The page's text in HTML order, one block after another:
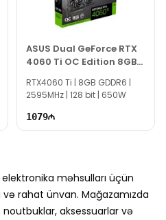
ASUS Dual GeForce RTX
4060 Ti OC Edition 8GB
RTX4060 Ti | 8GB GDDR6 |
2595MHz | 128 bit | 650W
1079
elektronika məhsulları üçün
və rahat ünvan. Mağazamızda
noutbuklar, aksessuarlar və